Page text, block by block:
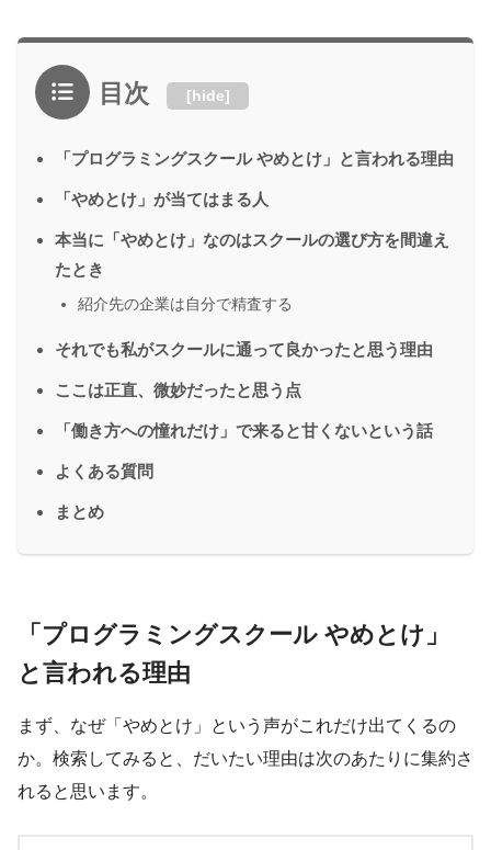
目次 [hide]
「プログラミングスクール やめとけ」と言われる理由
「やめとけ」が当てはまる人
本当に「やめとけ」なのはスクールの選び方を間違え
たとき
紹介先の企業は自分で精査する
それでも私がスクールに通って良かったと思う理由
ここは正直、微妙だったと思う点
「働き方への憧れだけ」で来ると甘くないという話
よくある質問
まとめ
「プログラミングスクール やめとけ」
と言われる理由
まず、なぜ「やめとけ」という声がこれだけ出てくるの
か。検索してみると、だいたい理由は次のあたりに集約さ
れると思います。